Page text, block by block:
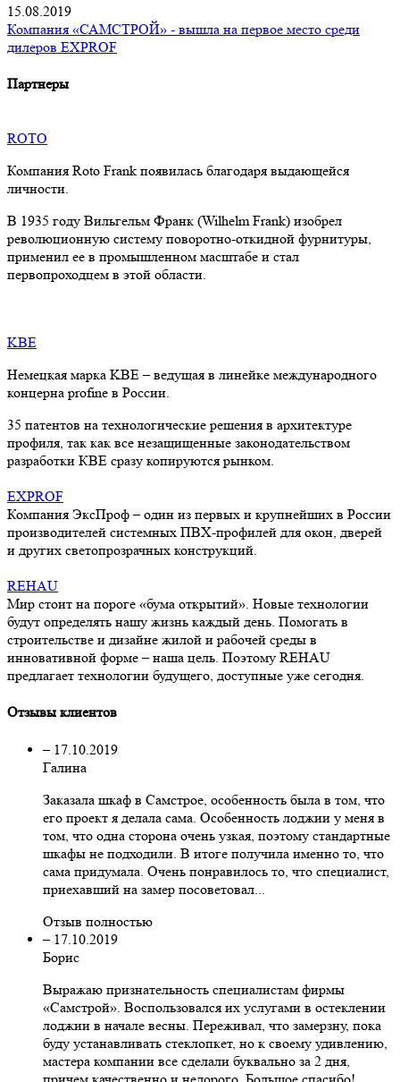
15.08.2019
Компания «САМСТРОЙ» - вышла на первое место среди
дилеров EXPROF
Партнеры
ROTO
Компания Roto Frank появилась благодаря выдающейся
личности.
В 1935 году Вильгельм Франк (Wilhelm Frank) изобрел
революционную систему поворотно-откидной фурнитуры,
применил ее в промышленном масштабе и стал
первопроходцем в этой области.
KBE
Немецкая марка KBE – ведущая в линейке международного
концерна profine в России.
35 патентов на технологические решения в архитектуре
профиля, так как все незащищенные законодательством
разработки КВЕ сразу копируются рынком.
EXPROF
Компания ЭксПроф – один из первых и крупнейших в России
производителей системных ПВХ-профилей для окон, дверей
и других светопрозрачных конструкций.
REHAU
Мир стоит на пороге «бума открытий». Новые технологии
будут определять нашу жизнь каждый день. Помогать в
строительстве и дизайне жилой и рабочей среды в
инновативной форме – наша цель. Поэтому REHAU
предлагает технологии будущего, доступные уже сегодня.
Отзывы клиентов
– 17.10.2019
Галина
Заказала шкаф в Самстрое, особенность была в том, что
его проект я делала сама. Особенность лоджии у меня в
том, что одна сторона очень узкая, поэтому стандартные
шкафы не подходили. В итоге получила именно то, что
сама придумала. Очень понравилось то, что специалист,
приехавший на замер посоветовал...
Отзыв полностью
– 17.10.2019
Борис
Выражаю признательность специалистам фирмы
«Самстрой». Воспользовался их услугами в остеклении
лоджии в начале весны. Переживал, что замерзну, пока
буду устанавливать стеклопкет, но к своему удивлению,
мастера компании все сделали буквально за 2 дня,
причем качественно и недорого. Большое спасибо!